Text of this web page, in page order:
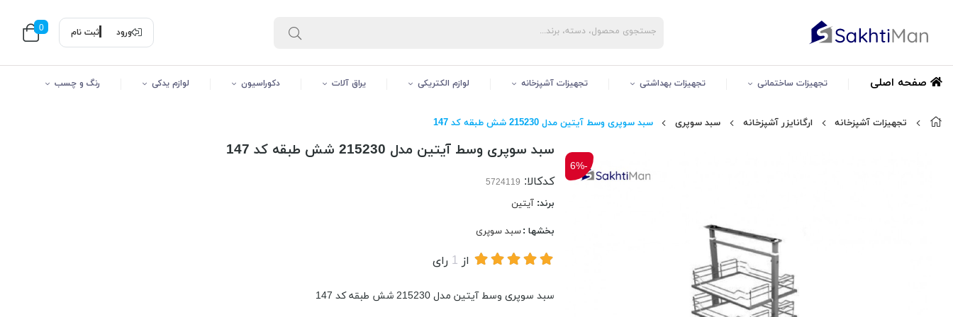
ورود ثبت نام 0
صفحه اصلی تجهیزات ساختمانی تجهیزات بهداشتی تجهیزات آشپزخانه لوازم الکتریکی یراق آلات دکوراسیون لوازم یدکی رنگ و چسب
تجهیزات آشپزخانه ارگانایزر آشپزخانه سبد سوپری سبد سوپری وسط آیتین مدل 215230 شش طبقه کد 147
-6%
سبد سوپری وسط آیتین مدل 215230 شش طبقه کد 147
کدکالا:
برند:آیتین
بخشها :سبد سوپری
از 1 رای
سبد سوپری وسط آیتین مدل 215230 شش طبقه کد 147